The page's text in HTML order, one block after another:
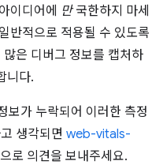
이디어에 만국한하지 마세
반적으로 적용될 수 있도록
은 디버그 정보를 캡처하
니다.
보가 누락되어 이러한 측정
생각되면 web-vitals-
으로 의견을 보내주세요.